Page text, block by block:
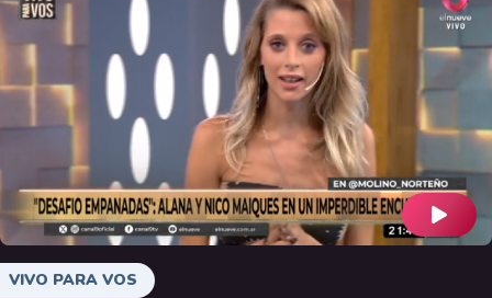
VIVO PARA VOS